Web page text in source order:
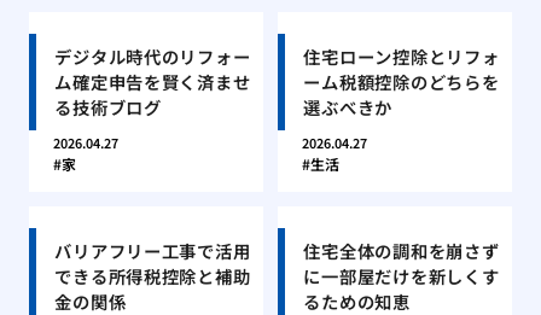
デジタル時代のリフォー
ム確定申告を賢く済ませ
る技術ブログ
2026.04.27
家
住宅ローン控除とリフォ
ーム税額控除のどちらを
選ぶべきか
2026.04.27
生活
バリアフリー工事で活用
できる所得税控除と補助
金の関係
住宅全体の調和を崩さず
に一部屋だけを新しくす
るための知恵